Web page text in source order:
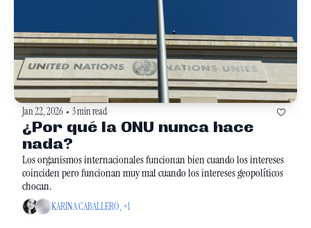
Jan 22, 2026 • 3 min read
¿Por qué la ONU nunca hace
nada?
Los organismos internacionales funcionan bien cuando los intereses
coinciden pero funcionan muy mal cuando los intereses geopolíticos
KARINA CABALLERO, +1